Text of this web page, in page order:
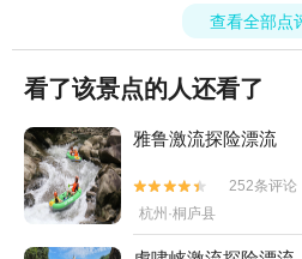
查看全部点评
看了该景点的人还看了